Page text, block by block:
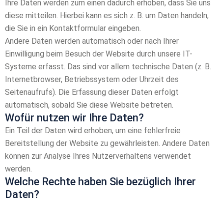
Ihre Daten werden zum einen dadurch erhoben, dass Sie uns
diese mitteilen. Hierbei kann es sich z. B. um Daten handeln,
die Sie in ein Kontaktformular eingeben.
Andere Daten werden automatisch oder nach Ihrer
Einwilligung beim Besuch der Website durch unsere IT-
Systeme erfasst. Das sind vor allem technische Daten (z. B.
Internetbrowser, Betriebssystem oder Uhrzeit des
Seitenaufrufs). Die Erfassung dieser Daten erfolgt
automatisch, sobald Sie diese Website betreten.
Wofür nutzen wir Ihre Daten?
Ein Teil der Daten wird erhoben, um eine fehlerfreie
Bereitstellung der Website zu gewährleisten. Andere Daten
können zur Analyse Ihres Nutzerverhaltens verwendet
werden.
Welche Rechte haben Sie bezüglich Ihrer
Daten?